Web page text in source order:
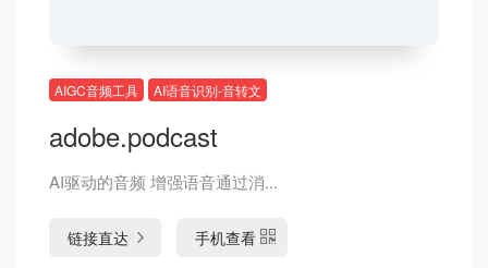
AIGC音频工具 AI语音识别-音转文
adobe.podcast
AI驱动的音频 增强语音通过消...
链接直达 手机查看